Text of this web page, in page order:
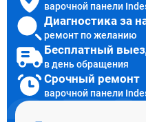
варочной панели
Диагностика за
ремонт по желанию
Бесплатный
в день обращения
Срочный ремонт
варочной панели